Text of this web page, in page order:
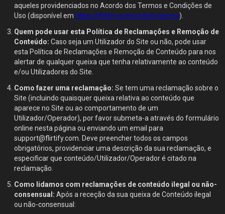
aqueles providenciados no Acordo dos Termos e Condições de
Uso (disponível em https://flirtify.com/pt/info/terms).
Quem pode usar esta Política de Reclamações e Remoção de
Conteúdo: Caso seja um Utilizador do Site ou não, pode usar
esta Política de Reclamações e Remoção de Conteúdo para nos
alertar de qualquer queixa que tenha relativamente ao conteúdo
e/ou Utilizadores do Site.
Como fazer uma reclamação: Se tem uma reclamação sobre o
Site (incluindo quaisquer queixa relativa ao conteúdo que
aparece no Site ou ao comportamento de um
Utilizador/Operador), por favor submeta-a através do formulário
online nesta página ou enviando um email para
support@flirtify.com. Deve preencher todos os campos
obrigatórios, providenciar uma descrição da sua reclamação, e
especificar que conteúdo/Utilizador/Operador é citado na
reclamação.
Como lidamos com reclamações de conteúdo ilegal ou não-
consensual: Após a receção da sua queixa de Conteúdo ilegal
ou não-consensual: